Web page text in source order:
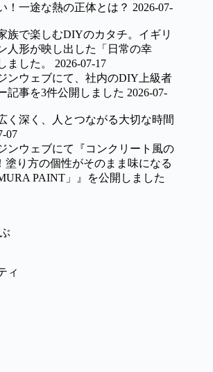
！一途な熱の正体とは？ 2026-07-
族で楽しむDIYのカタチ。イギリ
人形が映し出した「日常の幸
ました。
2026-07-17
ンウェブにて、社内のDIY上級者
記事を3件公開しました 2026-07-
く深く、人とつながる大切な時間
07
ンウェブにて『コンクリート風の
塗り方の個性がそのまま味になる
PAINT」』を公開しました
ィ